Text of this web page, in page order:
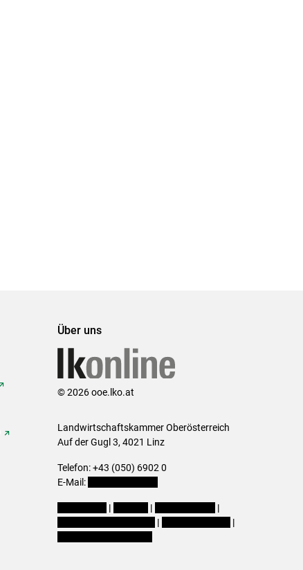
Über uns
© 2026 ooe.lko.at
Landwirtschaftskammer Oberösterreich
Auf der Gugl 3, 4021 Linz
Telefon: +43 (050) 6902 0
E-Mail:
| |
|
|
|